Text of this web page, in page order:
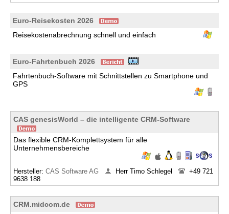
Euro-Reisekosten 2026
Reisekostenabrechnung schnell und einfach
Euro-Fahrtenbuch 2026
Fahrtenbuch-Software mit Schnittstellen zu Smartphone und
GPS
CAS genesisWorld – die intelligente CRM-Software
Das flexible CRM-Komplettsystem für alle
Unternehmensbereiche
Hersteller: CAS Software AG Herr Timo Schlegel
+49 721
9638 188
CRM.midcom.de